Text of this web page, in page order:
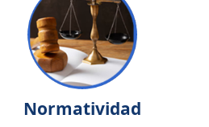
Normatividad